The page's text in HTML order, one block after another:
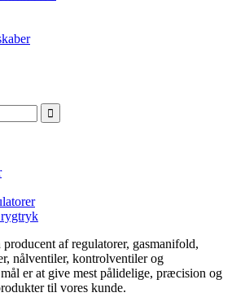
af regulatorer, gasmanifold,
nålventiler, kontrolventiler og
er at give mest pålidelige, præcision og
til vores kunde.